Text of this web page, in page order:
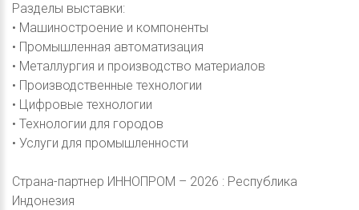
Разделы выставки:
• Машиностроение и компоненты
• Промышленная автоматизация
• Металлургия и производство материалов
• Производственные технологии
• Цифровые технологии
• Технологии для городов
• Услуги для промышленности
Страна-партнер ИННОПРОМ – 2026 : Республика
Индонезия